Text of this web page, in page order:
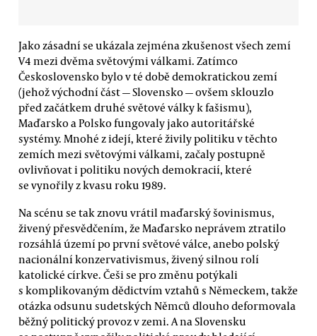
Jako zásadní se ukázala zejména zkušenost všech zemí
V4 mezi dvěma světovými válkami. Zatímco
Československo bylo v té době demokratickou zemí
(jehož východní část — Slovensko — ovšem sklouzlo
před začátkem druhé světové války k fašismu),
Maďarsko a Polsko fungovaly jako autoritářské
systémy. Mnohé z idejí, které živily politiku v těchto
zemích mezi světovými válkami, začaly postupně
ovlivňovat i politiku nových demokracií, které
se vynořily z kvasu roku 1989.
Na scénu se tak znovu vrátil maďarský šovinismus,
živený přesvědčením, že Maďarsko neprávem ztratilo
rozsáhlá území po první světové válce, anebo polský
nacionální konzervativismus, živený silnou rolí
katolické církve. Češi se pro změnu potýkali
s komplikovaným dědictvím vztahů s Německem, takže
otázka odsunu sudetských Němců dlouho deformovala
běžný politický provoz v zemi. A na Slovensku